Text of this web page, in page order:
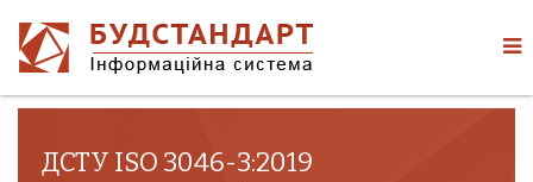
ДСТУ ISO 3046-3:2019